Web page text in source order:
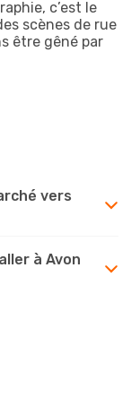
c’est le
scènes de rue
être gêné par
vers
à Avon